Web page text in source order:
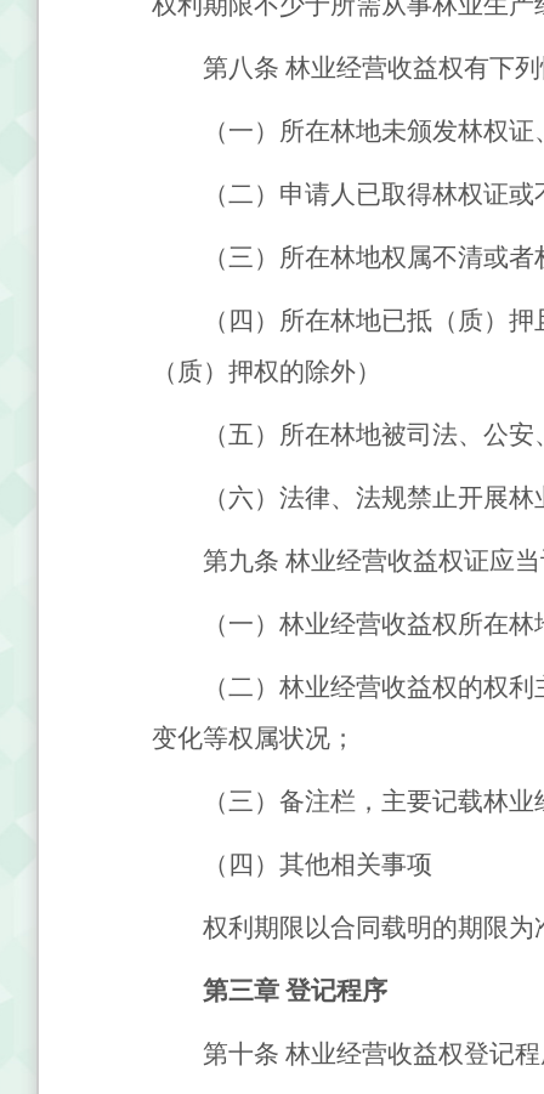
第八条 林业经营收益权有下
（一）所在林地未颁发林权
（二）申请人已取得林权证
（三）所在林地权属不清或
（四）所在林地已抵（质）
（质）押权的除外）
（五）所在林地被司法、公
（六）法律、法规禁止开展
第九条 林业经营收益权证应
（一）林业经营收益权所在
（二）林业经营收益权的权
变化等权属状况；
（三）备注栏，主要记载林
（四）其他相关事项
权利期限以合同载明的期限
第三章 登记程序
第十条 林业经营收益权登记